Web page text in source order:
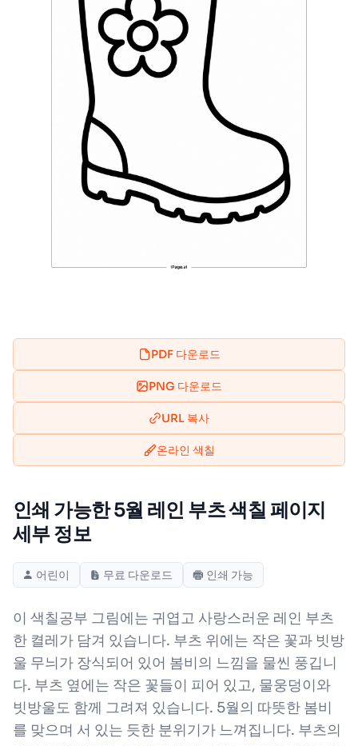
PDF 다운로드
PNG 다운로드
URL 복사
온라인 색칠
인쇄 가능한 5월 레인 부츠 색칠 페이지
세부 정보
어린이 무료 다운로드 인쇄 가능
이 색칠공부 그림에는 귀엽고 사랑스러운 레인 부츠
한 켤레가 담겨 있습니다. 부츠 위에는 작은 꽃과 빗방
울 무늬가 장식되어 있어 봄비의 느낌을 물씬 풍깁니
다. 부츠 옆에는 작은 꽃들이 피어 있고, 물웅덩이와
빗방울도 함께 그려져 있습니다. 5월의 따뜻한 봄비
를 맞으며 서 있는 듯한 분위기가 느껴집니다. 부츠의